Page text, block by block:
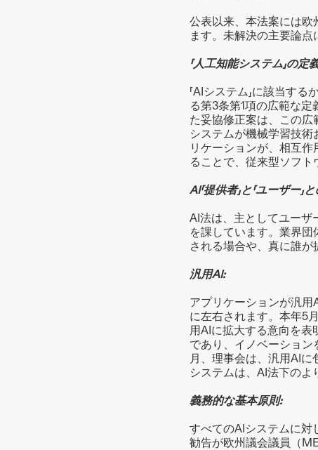
公表以来、本法案には欧
ます。未解決の主要論点
「人工知能システム」の定
「AIシステム」に該当す
る第3条第1項の広範な
た妥協修正案は、この広
システムが機械学習技
リケーションが、相互作
ることで、従来型ソフト
AI「提供者」と「ユーザー
AI法は、主としてユーザ
を課しています。業界
される場合や、真に誰が
汎用AI:
アプリケーションが汎
に左右されます。本年5
用AIに拡大する意向を
であり、イノベーショ
月、理事会は、汎用AI
システムは、AI法下のよ
義務的な基本原則:
すべてのAIシステムに対
勧告が欧州議会議員（